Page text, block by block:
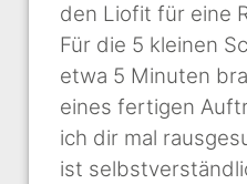
den Liofit für eine
Für die 5 kleinen
etwa 5 Minuten
eines fertigen
ich dir mal
ist